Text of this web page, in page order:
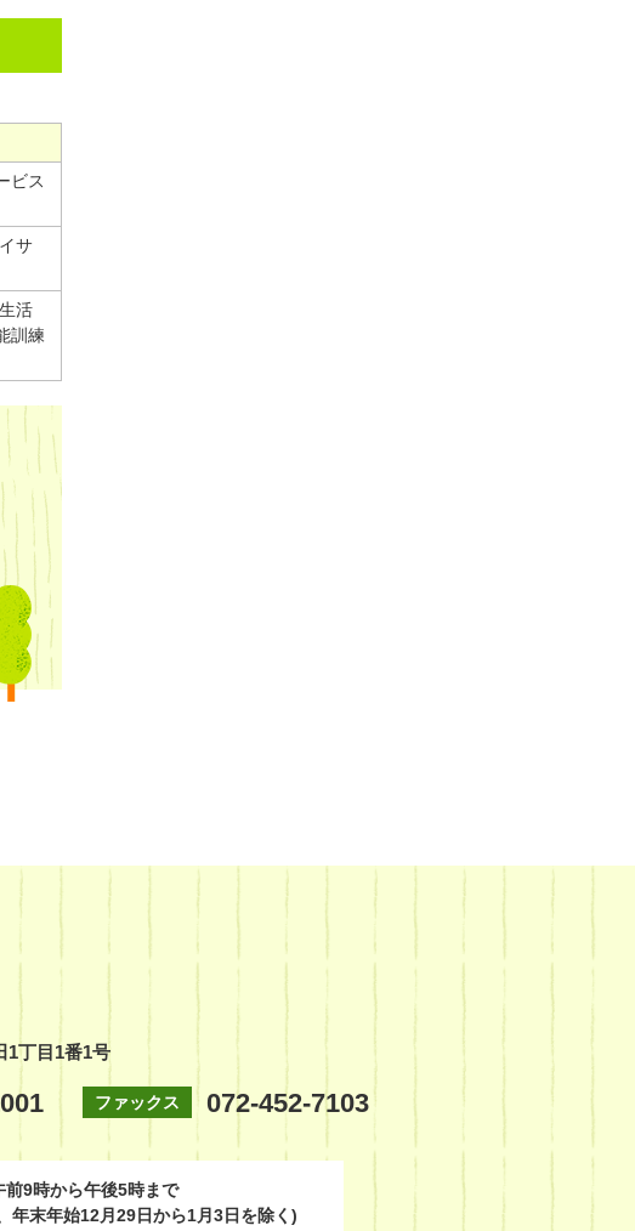
ビス
サ
活
訓練
1丁目1番1号
ファックス 072-452-7103
前9時から午後5時まで
年末年始12月29日から1月3日を除く)